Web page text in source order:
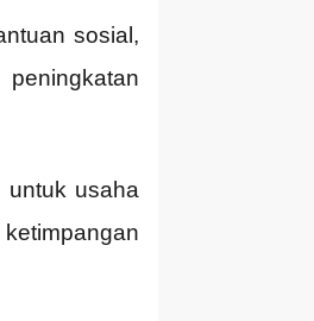
sosial,
untuk usaha